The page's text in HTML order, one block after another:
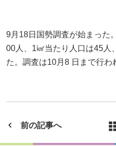
9月18日国勢調査が始まった
00人、1㎢当たり人口は45人
た。調査は10月8 日まで行わ
前の記事へ